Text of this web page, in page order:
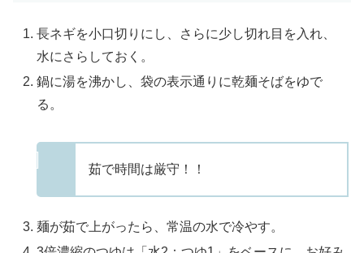
長ネギを小口切りにし、さらに少し切れ目を入れ、
水にさらしておく。
鍋に湯を沸かし、袋の表示通りに乾麺そばをゆで
る。
茹で時間は厳守！！
麺が茹で上がったら、常温の水で冷やす。